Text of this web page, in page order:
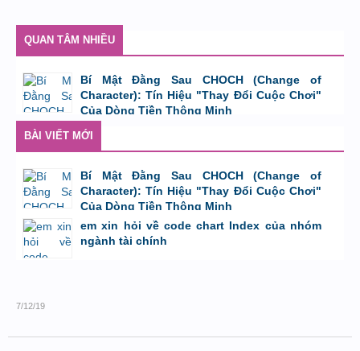
QUAN TÂM NHIỀU
Bí Mật Đằng Sau CHOCH (Change of
Character): Tín Hiệu "Thay Đổi Cuộc Chơi"
Của Dòng Tiền Thông Minh
BÀI VIẾT MỚI
Bí Mật Đằng Sau CHOCH (Change of
Character): Tín Hiệu "Thay Đổi Cuộc Chơi"
Của Dòng Tiền Thông Minh
bởi 8/8/26 lúc 11:11
em xin hỏi về code chart Index của nhóm
ngành tài chính
7/12/19